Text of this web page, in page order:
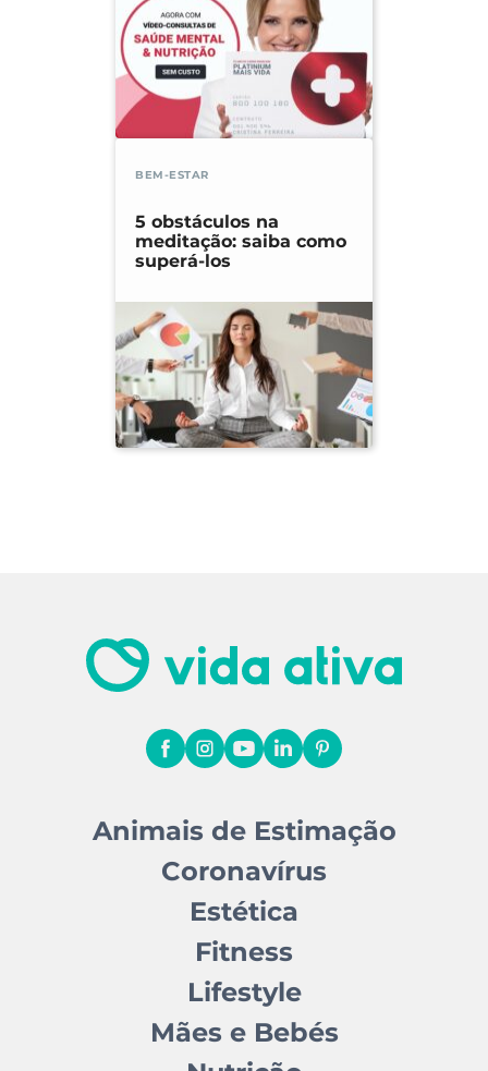
BEM-ESTAR
5 obstáculos na
meditação: saiba como
superá-los
Animais de Estimação
Coronavírus
Estética
Fitness
Lifestyle
Mães e Bebés